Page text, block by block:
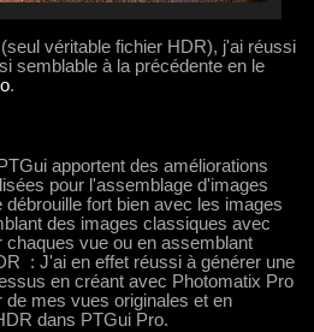
véritable fichier HDR), j'ai réussi
semblable à la précédente en le
.
apportent des améliorations
pour l'assemblage d'images
fort bien avec les images
des images classiques avec
vue ou en assemblant
: J'ai en effet réussi à générer une
en créant avec Photomatix Pro
mes vues originales et en
dans PTGui Pro.